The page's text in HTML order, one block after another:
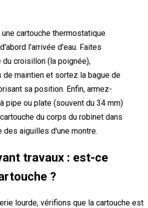
une cartouche thermostatique
l'arrivée d'eau. Faites
du croisillon (la poignée),
maintien et sortez la bague de
sa position. Enfin, armez-
pipe ou plate (souvent du 34 mm)
du corps du robinet dans
des aiguilles d'une montre.
travaux : est-ce
?
lourde, vérifions que la cartouche est